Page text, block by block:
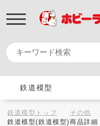
鉄道模型
鉄道模型トップ その他
鉄道模型(鉄道模型)商品詳細